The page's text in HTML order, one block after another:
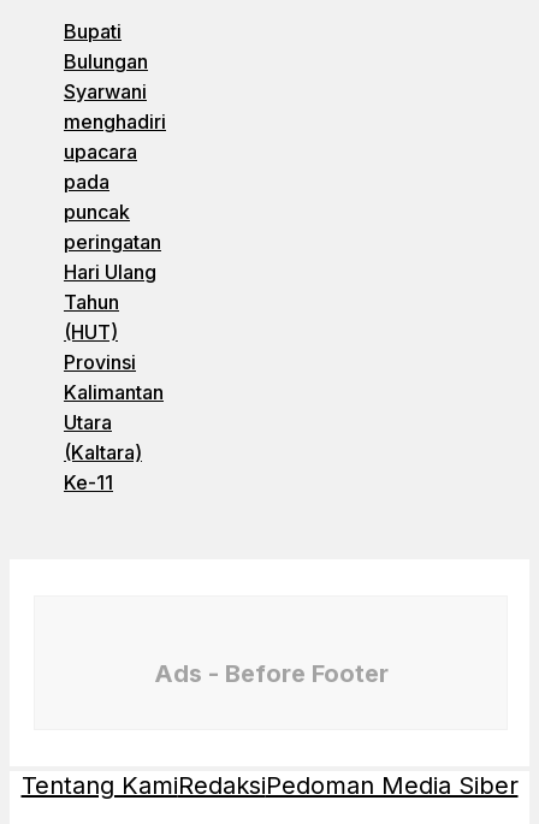
Bupati
Bulungan
Syarwani
menghadiri
upacara
pada
puncak
peringatan
Hari Ulang
Tahun
(HUT)
Provinsi
Kalimantan
Utara
(Kaltara)
Ke-11
Ads - Before Footer
Tentang KamiRedaksiPedoman Media Siber